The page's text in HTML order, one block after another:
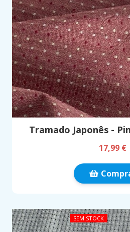
Tramado Japonês -
17,99 €
SEM STOCK